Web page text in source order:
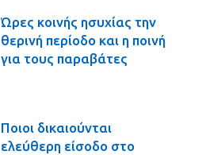
Ώρες κοινής ησυχίας την
θερινή περίοδο και η ποινή
για τους παραβάτες
Ποιοι δικαιούνται
ελεύθερη είσοδο στο